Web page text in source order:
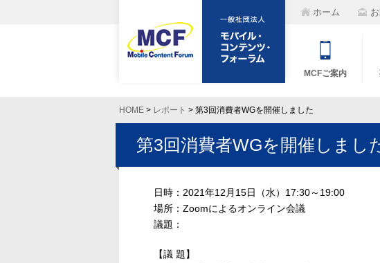
ホーム
MCFご案内
HOME > レポート > 第3回消費者WGを開催しました
第3回消費者WGを開催しまし
日時：2021年12月15日（水）17:30～19:00
場所：Zoomによるオンライン会議
議題：
【議 題】